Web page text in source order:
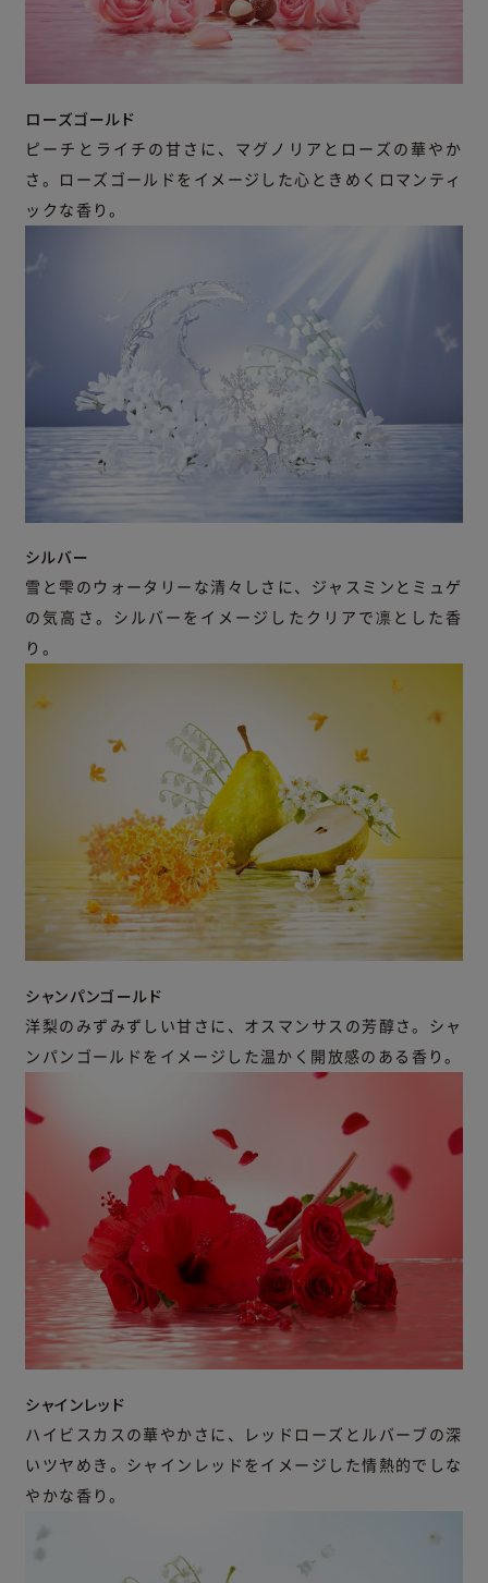
ローズゴールド
ピーチとライチの甘さに、マグノリアとローズの華やか
さ。ローズゴールドをイメージした心ときめくロマンティ
ックな香り。
シルバー
雪と雫のウォータリーな清々しさに、ジャスミンとミュゲ
の気高さ。シルバーをイメージしたクリアで凛とした香
り。
シャンパンゴールド
洋梨のみずみずしい甘さに、オスマンサスの芳醇さ。シャ
ンパンゴールドをイメージした温かく開放感のある香り。
シャインレッド
ハイビスカスの華やかさに、レッドローズとルバーブの深
いツヤめき。シャインレッドをイメージした情熱的でしな
やかな香り。